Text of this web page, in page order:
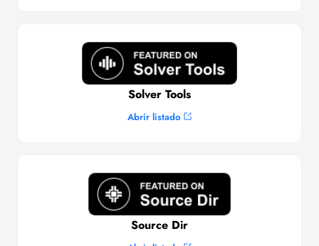
Solver Tools
Abrir listado
Source Dir